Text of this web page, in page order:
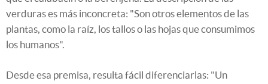
verduras es más inconcreta: "Son otros elementos de las
plantas, como la raíz, los tallos o las hojas que consumimos
los humanos".
Desde esa premisa, resulta fácil diferenciarlas: "Un